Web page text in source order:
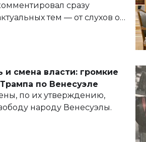
сразу
тем — от слухов о
и личного здоровья.
смена власти: громкие
по Венесуэле
по их утверждению,
народу Венесуэлы.